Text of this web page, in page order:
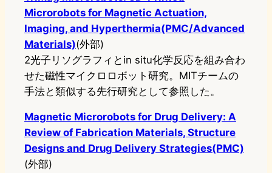
Microrobots for Magnetic Actuation,
Imaging, and Hyperthermia(PMC/Advanced
Materials)(外部)
2光子リソグラフィとin situ化学反応を組み合わ
せた磁性マイクロロボット研究。MITチームの
手法と類似する先行研究として参照した。
Magnetic Microrobots for Drug Delivery: A
Review of Fabrication Materials, Structure
Designs and Drug Delivery Strategies(PMC)
(外部)